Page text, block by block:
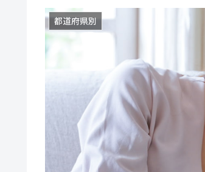
都道府県別